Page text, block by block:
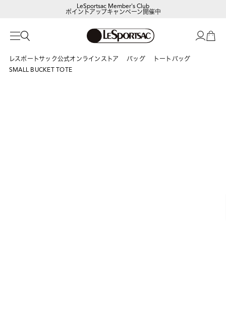
【DORAEMON SHOP IN SHOP】
ポイントアップキャンペーン開催中
レスポートサック公式オンラインストア バッグ
トートバッグ
SMALL BUCKET TOTE